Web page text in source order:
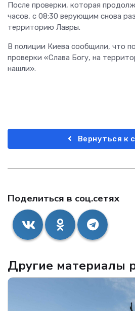
После проверки, которая
часов, с 08:30 верующим снова
территорию Лавры.
В полиции Киева сообщили, что
проверки «Слава Богу, на
нашли».
Вернуться к
Поделиться в соц.сетях
Другие материалы